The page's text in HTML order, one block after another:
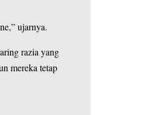
ujarnya.
razia yang
mereka tetap